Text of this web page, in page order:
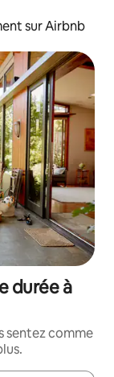
sur Airbnb
durée à
sentez comme